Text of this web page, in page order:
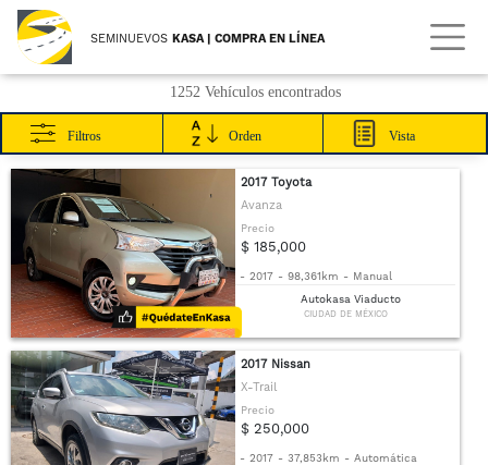
SEMINUEVOS KASA | COMPRA EN LÍNEA
1252 Vehículos encontrados
Filtros Orden Vista
2017 Toyota
Avanza
Precio
$ 185,000
- 2017 - 98,361km - Manual
Autokasa Viaducto
CIUDAD DE MÉXICO
2017 Nissan
X-Trail
Precio
$ 250,000
- 2017 - 37,853km - Automática